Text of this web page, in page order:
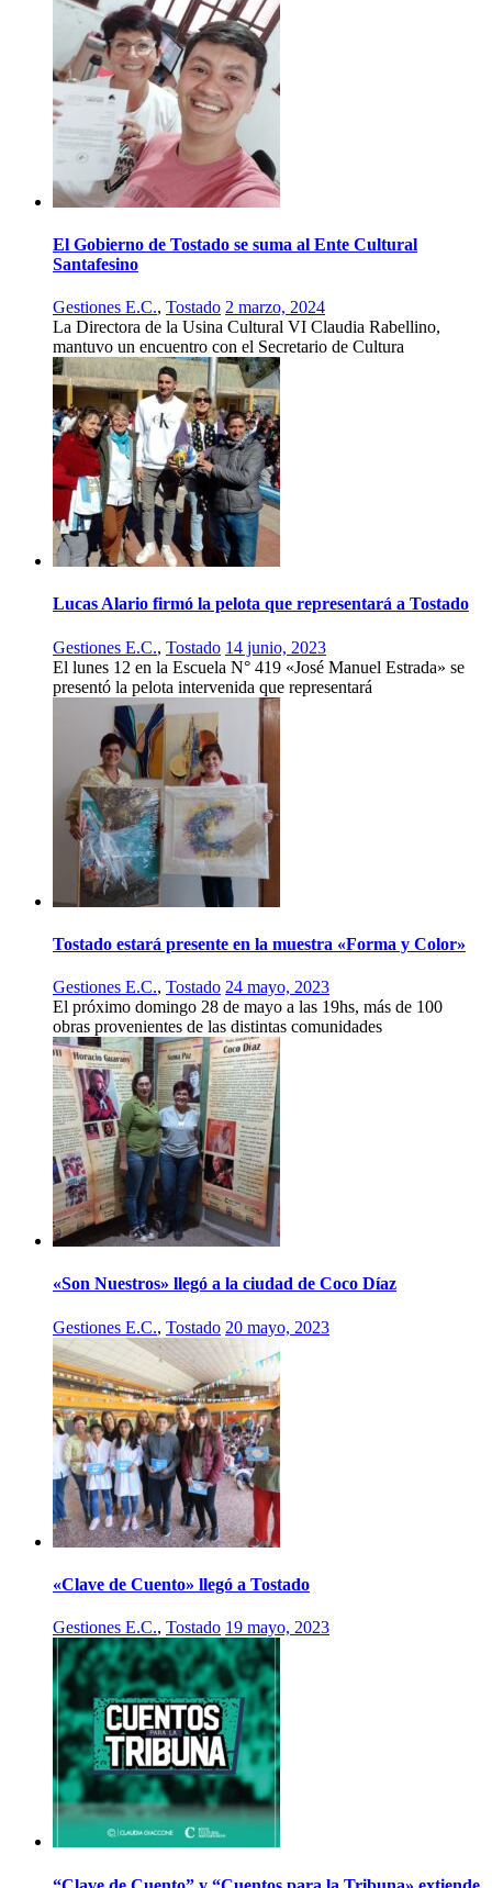
El Gobierno de Tostado se suma al Ente Cultural
Santafesino
Gestiones E.C., Tostado 2 marzo, 2024
La Directora de la Usina Cultural VI Claudia Rabellino,
mantuvo un encuentro con el Secretario de Cultura
Lucas Alario firmó la pelota que representará a Tostado
Gestiones E.C., Tostado 14 junio, 2023
El lunes 12 en la Escuela N° 419 «José Manuel Estrada» se
presentó la pelota intervenida que representará
Tostado estará presente en la muestra «Forma y Color»
Gestiones E.C., Tostado 24 mayo, 2023
El próximo domingo 28 de mayo a las 19hs, más de 100
obras provenientes de las distintas comunidades
«Son Nuestros» llegó a la ciudad de Coco Díaz
Gestiones E.C., Tostado 20 mayo, 2023
«Clave de Cuento» llegó a Tostado
Gestiones E.C., Tostado 19 mayo, 2023